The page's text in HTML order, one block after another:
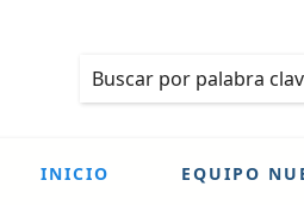
INICIO EQUIPO